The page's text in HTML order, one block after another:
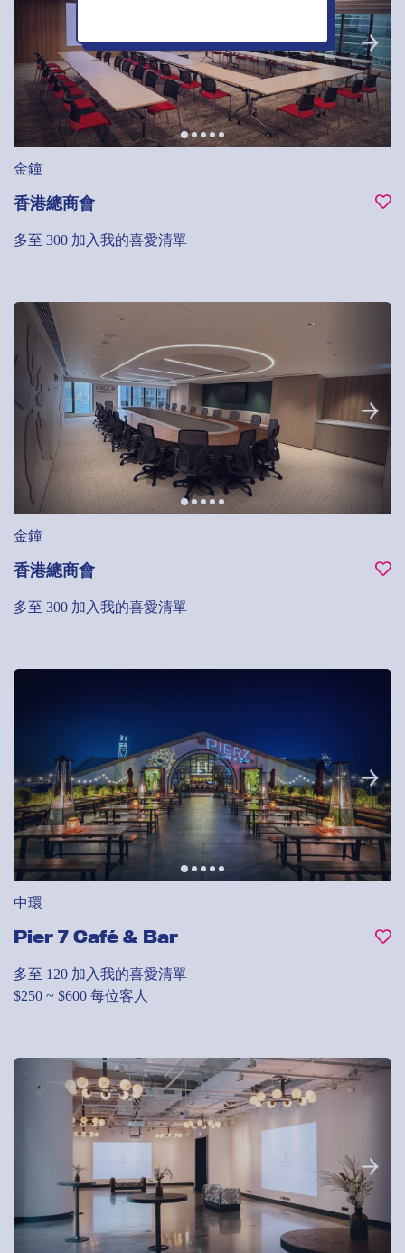
金鐘
香港總商會
多至 300 加入我的喜愛清單
金鐘
香港總商會
多至 300 加入我的喜愛清單
中環
Pier 7 Café & Bar
多至 120 加入我的喜愛清單
$250 ~ $600 每位客人